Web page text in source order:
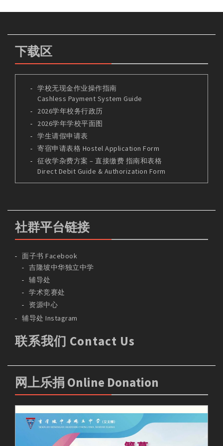
下载区
学校无现金作业操作指南
Cashless Payment System Guide
2026学年校务行政历
2026学年学校平面图
学生请假申请表
寄宿申请表格 Hostel Application Form
征收学杂费方案 – 直接缴费 指南和表格
Direct Debit Guide & Authorization Form
社群平台链接
面子书 Facebook
吉隆坡中华独立中学
辅导处
学术竞赛处
资源中心
辅导处 Instagram
联系我们 Contact Us
网上乐捐 Online Donation